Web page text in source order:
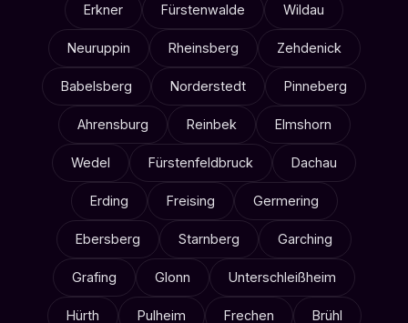
Erkner Fürstenwalde Wildau
Neuruppin Rheinsberg Zehdenick
Babelsberg Norderstedt Pinneberg
Ahrensburg Reinbek Elmshorn
Wedel Fürstenfeldbruck Dachau
Erding Freising Germering
Ebersberg Starnberg Garching
Grafing Glonn Unterschleißheim
Hürth Pulheim Frechen Brühl